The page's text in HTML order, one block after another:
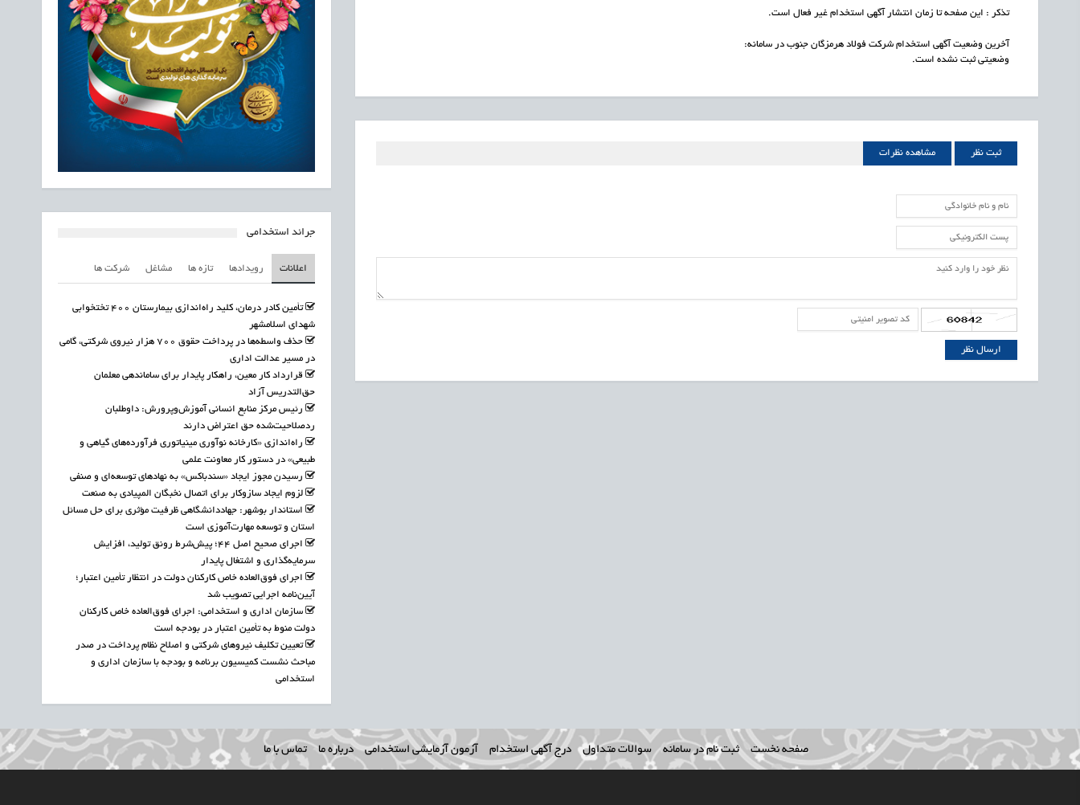
تذکر : این صفحه تا زمان انتشار آگهی استخدام غیر فعال است.
آخرین وضعیت آگهی استخدام شركت فولاد هرمزگان جنوب در سامانه:
وضعیتی ثبت نشده است.
ثبت نظر مشاهده نظرات
جرائد استخدامی
اعلانات رویدادها تازه ها مشاغل شرکت ها
تأمین کادر درمان، کلید راه‌اندازی بیمارستان ۴۰۰ تختخوابی
شهدای اسلامشهر
حذف واسطه‌ها در پرداخت حقوق ۷۰۰ هزار نیروی شرکتی، گامی
در مسیر عدالت اداری
قرارداد کار معین، راهکار پایدار برای ساماندهی معلمان
حق‌التدریس آزاد
رئیس مرکز منابع انسانی آموزش‌وپرورش: داوطلبان
ردصلاحیت‌شده حق اعتراض دارند
راه‌اندازی «کارخانه نوآوری مینیاتوری فرآورده‌های گیاهی و
طبیعی» در دستور کار معاونت علمی
رسیدن مجوز ایجاد «سندباکس» به نهادهای توسعه‌ای و صنفی
لزوم ایجاد سازوکار برای اتصال نخبگان المپیادی به صنعت
استاندار بوشهر: جهاددانشگاهی ظرفیت مؤثری برای حل مسائل
استان و توسعه مهارت‌آموزی است
اجرای صحیح اصل ۴۴؛ پیش‌شرط رونق تولید، افزایش
سرمایه‌گذاری و اشتغال پایدار
اجرای فوق‌العاده خاص کارکنان دولت در انتظار تأمین اعتبار؛
آیین‌نامه اجرایی تصویب شد
سازمان اداری و استخدامی: اجرای فوق‌العاده خاص کارکنان
دولت منوط به تأمین اعتبار در بودجه است
تعیین تکلیف نیروهای شرکتی و اصلاح نظام پرداخت در صدر
مباحث نشست کمیسیون برنامه و بودجه با سازمان اداری و
استخدامی
صفحه نخست ثبت نام در سامانه سوالات متداول درج آگهی استخدام آزمون آزمایشی استخدامی درباره ما تماس با ما